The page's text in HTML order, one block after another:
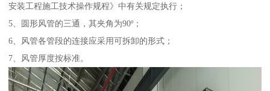
安装工程施工技术操作规程》中有关规定执行；
5、圆形风管的三通，其夹角为90º；
6、风管各管段的连接应采用可拆卸的形式；
7、风管厚度按标准。